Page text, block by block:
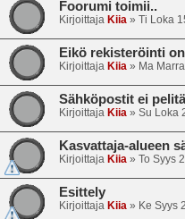
Foorumi toimii..
Kirjoittaja Kiia» Ti Loka
Eikö rekisteröinti
Kirjoittaja Kiia» Ma
Sähköpostit ei pelitä
Kirjoittaja Kiia» Su Loka
Kasvattaja-alueen
Kirjoittaja Kiia» To Syys
Esittely
Kirjoittaja Kiia» Ke Syys